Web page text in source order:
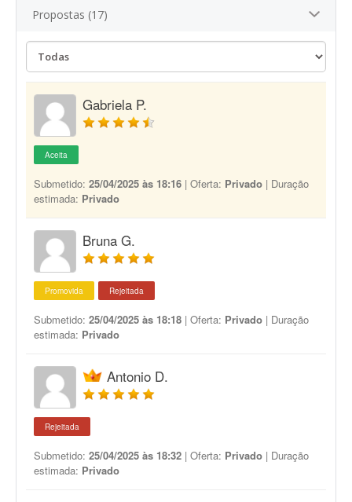
Propostas (17)
Gabriela P.
Aceita
Submetido: 25/04/2025 às 18:16 | Oferta: Privado | Duração
estimada: Privado
Bruna G.
Promovida Rejeitada
Submetido: 25/04/2025 às 18:18 | Oferta: Privado | Duração
estimada: Privado
Antonio D.
Rejeitada
Submetido: 25/04/2025 às 18:32 | Oferta: Privado | Duração
estimada: Privado